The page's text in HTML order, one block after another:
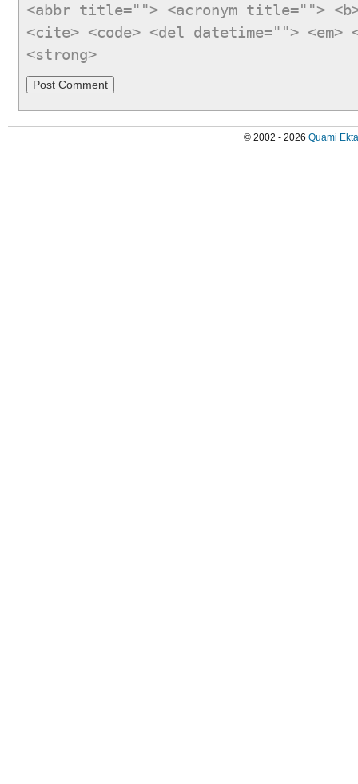
<abbr title=""> <acronym title="">
<cite> <code> <del datetime="">
<strong>
© 2002 - 2026 Quami